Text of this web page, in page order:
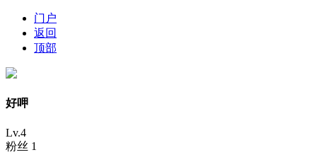
门户
返回
顶部
好呷
Lv.4
粉丝 1